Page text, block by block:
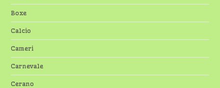
Boxe
Calcio
Cameri
Carnevale
Cerano